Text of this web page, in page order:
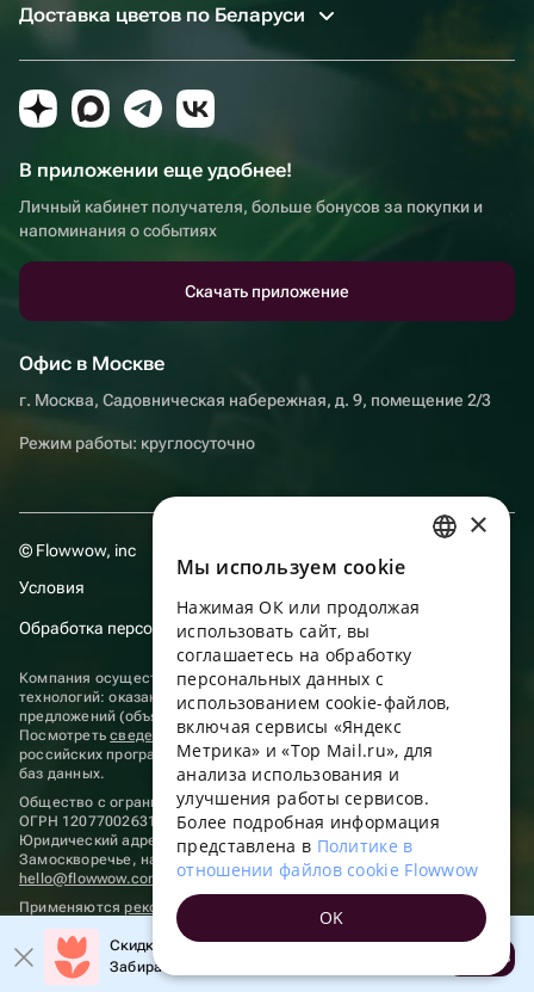
Доставка цветов по Беларуси
В приложении еще удобнее!
Личный кабинет получателя, больше бонусов за покупки и
напоминания о событиях
Скачать приложение
Офис в Москве
г. Москва, Садовническая набережная, д. 9, помещение 2/3
Режим работы: круглосуточно
© Flowwow, inc
Условия
Обработка персональных данных
Компания осуществляет деятельность в области информационных
технологий: оказание услуг в сети “Интернет” по размещению
предложений (объявлений) продавцов о реализации товаров.
Посмотретьсведения о программах, включенных в реестр
российских программ для электронных вычислительных машин и
баз данных.
Общество с ограниченной ответственностью «ФЛАУВАУ»
ОГРН 1207700263198, ИНН 9702020445
Юридический адрес: г. Москва, вн.тер. г. Муниципальный округ
Замоскворечье, наб. Садовническая, д. 9, помещ. 2/3.
hello@flowwow.com
8 800 555-16-15
Применяютсярекомендательные технологии
Скидка до 10% на первый заказ!
Забирайте промокод в приложении!
Открыть
ENGLISH
UKRAINIAN
PORTUGUESE
FRENCH
TURKISH
POLISH
×
Мы используем сookie
Нажимая ОК или продолжая
использовать сайт, вы
соглашаетесь на обработку
персональных данных с
использованием cookie-файлов,
включая сервисы «Яндекс
Метрика» и «Top Mail.ru», для
анализа использования и
улучшения работы сервисов.
Более подробная информация
представлена в Политике в
отношении файлов cookie Flowwow
OK